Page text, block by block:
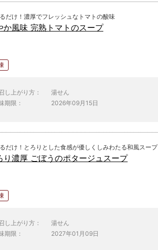
だけ！濃厚でフレッシュなトマトの酸味
か風味 完熟トマトのスープ
し上がり方：
湯せん
期限：
2026年09月15日
だけ！とろりとした食感が優しくしみわたる和風スープ
り濃厚 ごぼうのポタージュスープ
し上がり方：
湯せん
期限：
2027年01月09日